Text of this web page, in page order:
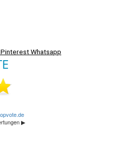
PinterestWhatsapp